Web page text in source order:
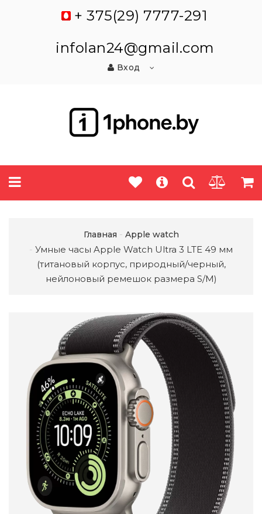
+ 375(29) 7777-291
infolan24@gmail.com
Вход
Главная Apple watch
Умные часы Apple Watch Ultra 3 LTE 49 мм
(титановый корпус, природный/черный,
нейлоновый ремешок размера S/M)